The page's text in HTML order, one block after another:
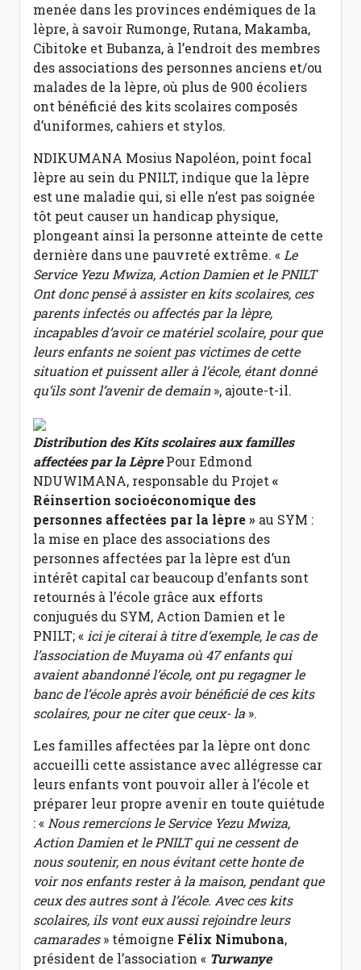
menée dans les provinces endémiques de la
lèpre, à savoir Rumonge, Rutana, Makamba,
Cibitoke et Bubanza, à l’endroit des membres
des associations des personnes anciens et/ou
malades de la lèpre, où plus de 900 écoliers
ont bénéficié des kits scolaires composés
d’uniformes, cahiers et stylos.
NDIKUMANA Mosius Napoléon, point focal
lèpre au sein du PNILT, indique que la lèpre
est une maladie qui, si elle n’est pas soignée
tôt peut causer un handicap physique,
plongeant ainsi la personne atteinte de cette
dernière dans une pauvreté extrême. «Le
Service Yezu Mwiza, Action Damien et le PNILT
Ont donc pensé à assister en kits scolaires, ces
parents infectés ou affectés par la lèpre,
incapables d’avoir ce matériel scolaire, pour que
leurs enfants ne soient pas victimes de cette
situation et puissent aller à l’école, étant donné
qu’ils sont l’avenir de demain», ajoute-t-il.
Distribution des Kits scolaires aux familles
affectées par la LèprePour Edmond
NDUWIMANA, responsable du Projet«
Réinsertion socioéconomique des
personnes affectées par la lèpre » au SYM :
la mise en place des associations des
personnes affectées par la lèpre est d’un
intérêt capital car beaucoup d’enfants sont
retournés à l’école grâce aux efforts
conjugués du SYM, Action Damien et le
PNILT; «ici je citerai à titre d’exemple, le cas de
l’association de Muyama où 47 enfants qui
avaient abandonné l’école, ont pu regagner le
banc de l’école après avoir bénéficié de ces kits
scolaires, pour ne citer que ceux- la ».
Les familles affectées par la lèpre ont donc
accueilli cette assistance avec allégresse car
leurs enfants vont pouvoir aller à l’école et
préparer leur propre avenir en toute quiétude
: «Nous remercions le Service Yezu Mwiza,
Action Damien et le PNILT qui ne cessent de
nous soutenir, en nous évitant cette honte de
voir nos enfants rester à la maison, pendant que
ceux des autres sont à l’école. Avec ces kits
scolaires, ils vont eux aussi rejoindre leurs
camarades» témoigne Félix Nimubona,
président de l’association « Turwanye